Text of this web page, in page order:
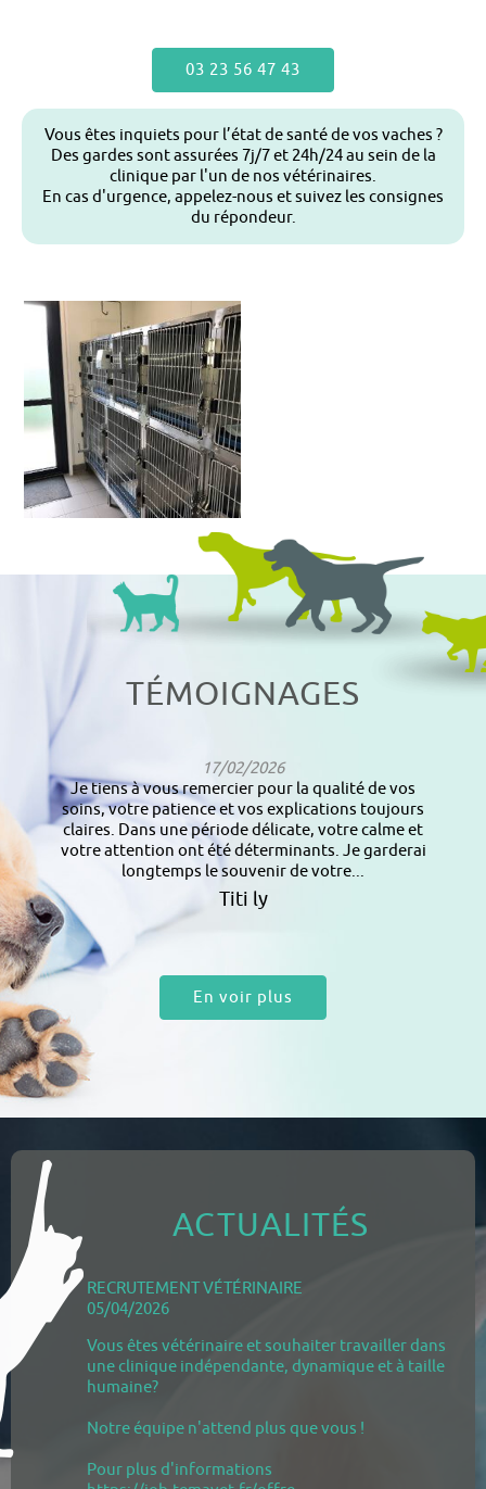
03 23 56 47 43
Vous êtes inquiets pour l’état de santé de vos vaches ?
Des gardes sont assurées 7j/7 et 24h/24 au sein de la
clinique par l'un de nos vétérinaires.
En cas d'urgence, appelez-nous et suivez les consignes
du répondeur.
TÉMOIGNAGES
17/02/2026
Je tiens à vous remercier pour la qualité de vos
soins, votre patience et vos explications toujours
claires. Dans une période délicate, votre calme et
votre attention ont été déterminants. Je garderai
longtemps le souvenir de votre...
Titi ly
En voir plus
ACTUALITÉS
RECRUTEMENT VÉTÉRINAIRE
05/04/2026
Vous êtes vétérinaire et souhaiter travailler dans
une clinique indépendante, dynamique et à taille
humaine?
Notre équipe n'attend plus que vous !
Pour plus d'informations